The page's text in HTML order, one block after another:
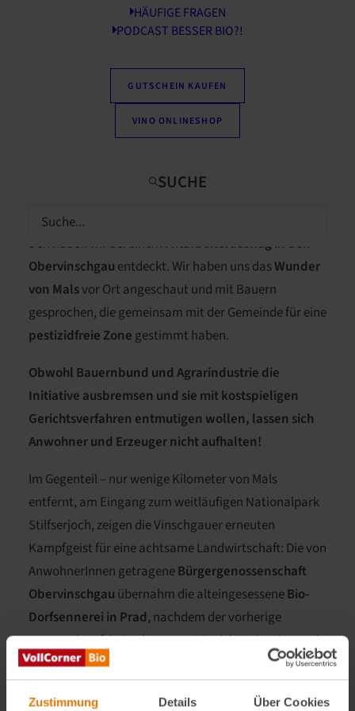
Zustimmung Details Über Cookies
HÄUFIGE FRAGEN
PODCAST BESSER BIO?!
GUTSCHEIN KAUFEN
VINO ONLINESHOP
Haben Sie es bereits bemerkt? An unseren
finden Sie eine neue Käsespezialität,
Ziegencamembert aus der
Den haben wir bei einem Mitarbeiterausflug in den
Obervinschgau entdeckt. Wir haben uns dasWunder
von Malsvor Ort angeschaut und mit Bauern
gesprochen, die gemeinsam mit der Gemeinde für eine
pestizidfreie Zone gestimmt haben.
Obwohl Bauernbund und Agrarindustrie die
Initiative ausbremsen und sie mit kostspieligen
Gerichtsverfahren entmutigen wollen, lassen sich
Anwohner und Erzeuger nicht aufhalten!
Im Gegenteil – nur wenige Kilometer von Mals
entfernt, am Eingang zum weitläufigen Nationalpark
Stilfserjoch, zeigen die Vinschgauer erneuten
Kampfgeist für eine achtsame Landwirtschaft: Die von
AnwohnerInnen getrageneBürgergenossenschaft
Obervinschgau übernahm die alteingesesseneBio-
Dorfsennerei in Prad, nachdem der vorherige
Investor kurzfristig absprang. Mit viel Motivation und
Leidenschaft für Ziegenkäse wird seitdem in Prad
wieder gekäst – wie schon vor über 100 Jahren.